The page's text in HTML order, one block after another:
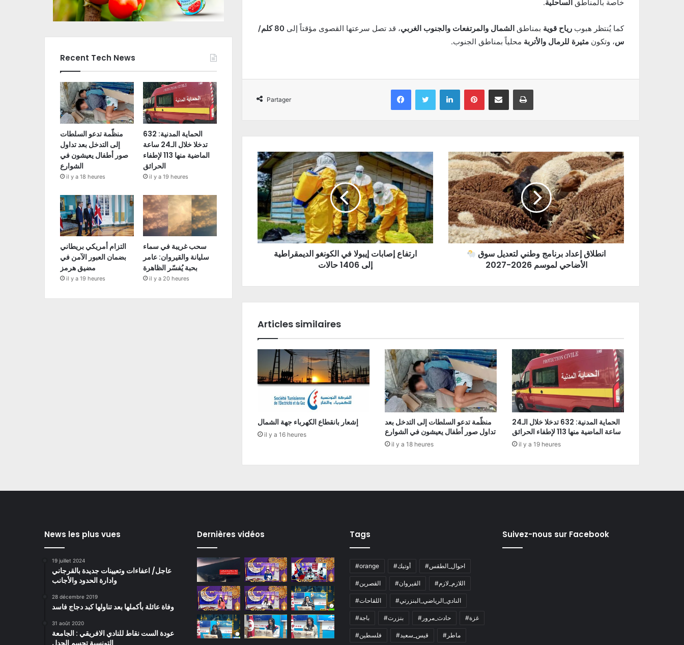
خاصة بالمناطق الساحلية.
كما يُنتظر هبوب رياح قوية بمناطق الشمال والمرتفعات والجنوب الغربي، قد تصل سرعتها القصوى مؤقتاً إلى
80 كلم/
س، وتكون مثيرة للرمال والأتربة محلياً بمناطق الجنوب.
Partager
Facebook Twitter Linkedin Pinterest Partager par email Imprimer
ارتفاع إصابات إيبولا في الكونغو الديمقراطية
إلى 1406 حالات
انطلاق إعداد برنامج وطني لتعديل سوق
الأضاحي لموسم 2026-2027
Articles similaires
إشعار بانقطاع الكهرباء جهة الشمال
il y a 16 heures
منظّمة تدعو السلطات إلى التدخل بعد
تداول صور أطفال يعيشون في الشوارع
il y a 18 heures
الحماية المدنية: 632 تدخلا خلال الـ24
ساعة الماضية منها 113 لإطفاء الحرائق
il y a 19 heures
Recent Tech News
منظّمة تدعو السلطات
إلى التدخل بعد تداول
صور أطفال يعيشون في
الشوارع
il y a 18 heures
الحماية المدنية: 632
تدخلا خلال الـ24 ساعة
الماضية منها 113 لإطفاء
الحرائق
il y a 19 heures
التزام أمريكي بريطاني
بضمان العبور الآمن في
مضيق هرمز
il y a 19 heures
سحب غريبة في سماء
سليانة والقيروان: عامر
بحبة يُفسّر الظاهرة
il y a 20 heures
News les plus vues
19 juillet 2024
عاجل/ اعفاءات وتعيينات جديدة بالقرجاني
وادارة الحدود والأجانب
28 décembre 2019
وفاة عائلة بأكملها بعد تناولها كبد دجاج فاسد
31 août 2020
عودة الست نقاط للنادي الافريقي : الجامعة
Dernières vidéos Tags
#orange #أوتيك #احوال_الطقس
#القصرين #القيروان #اللازم_لازم
#اللقاحات #النادي_الرياضي_البنزرتي
#باجة #بنزرت #حادث_مرور #غزة
#فلسطين #قيس_سعيد #ماطر
Suivez-nous sur Facebook